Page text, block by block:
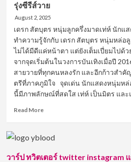
รุ่งซีรีส์วาย
August 2, 2025
เดรก สัตบุตร หนุ่มลูกครึ่งมาดเท่ห์ นักแ
ทำความรู้จักกับ เดรก สัตบุตร หนุ่มหล่อ
ไม่ได้มีดีแค่หน้าตา แต่ยังเต็มเปี่ยมไปด้
จากจุดเริ่มต้นในวงการบันเทิงเมื่อปี
สายวายที่ทุกคนหลงรัก และอีกก้าวสำ
ตรีที่ภาคภูมิใจ จุดเด่น นักแสดงหนุ่มหล่
นี้มีภาพลักษณ์ที่สดใส เท่ห์ เป็นมิตร และเ
Read MoreRead
เปิด
เดรก
วาร์ป ทวิตเตอร์ twitter instagram